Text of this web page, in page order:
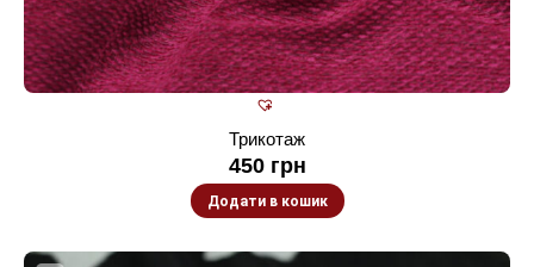
Трикотаж
450 грн
Додати в кошик